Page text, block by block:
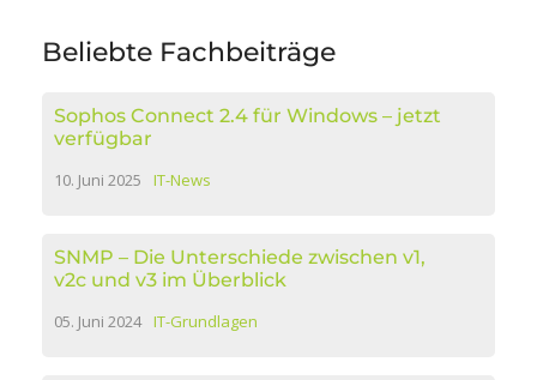
Beliebte Fachbeiträge
Sophos Connect 2.4 für Windows – jetzt
verfügbar
10. Juni 2025 IT-News
SNMP – Die Unterschiede zwischen v1,
v2c und v3 im Überblick
05. Juni 2024 IT-Grundlagen